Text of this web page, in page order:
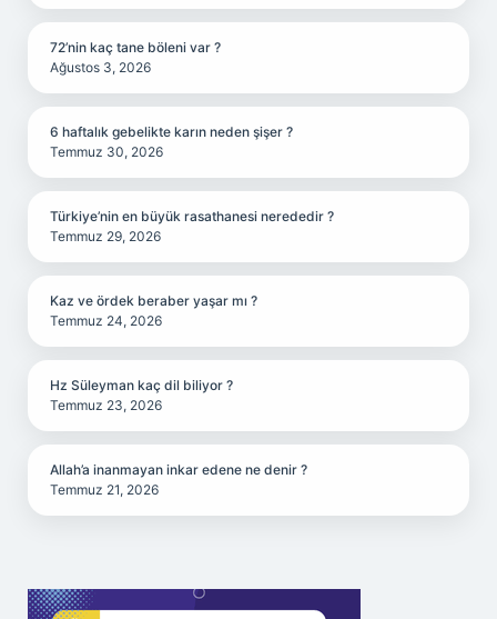
72’nin kaç tane böleni var ?
Ağustos 3, 2026
6 haftalık gebelikte karın neden şişer ?
Temmuz 30, 2026
Türkiye’nin en büyük rasathanesi nerededir ?
Temmuz 29, 2026
Kaz ve ördek beraber yaşar mı ?
Temmuz 24, 2026
Hz Süleyman kaç dil biliyor ?
Temmuz 23, 2026
Allah’a inanmayan inkar edene ne denir ?
Temmuz 21, 2026